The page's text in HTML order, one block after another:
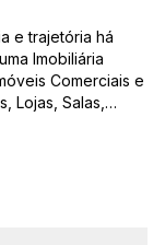
e trajetória há
Imobiliária
Comerciais e
Lojas, Salas,
corretores,
à disposição
na melhor